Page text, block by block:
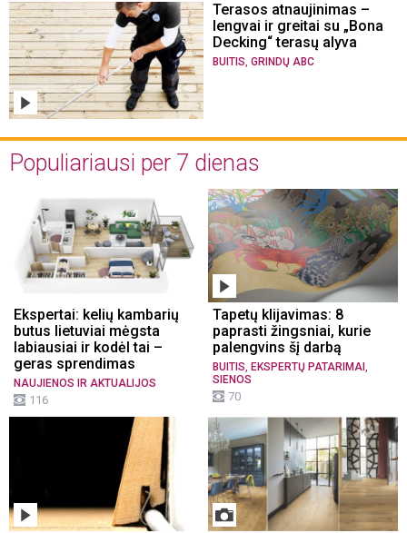
Terasos atnaujinimas –
lengvai ir greitai su „Bona
Decking“ terasų alyva
BUITIS, GRINDŲ ABC
Populiariausi per 7 dienas
Ekspertai: kelių kambarių
butus lietuviai mėgsta
labiausiai ir kodėl tai –
geras sprendimas
NAUJIENOS IR AKTUALIJOS
116
Tapetų klijavimas: 8
paprasti žingsniai, kurie
palengvins šį darbą
BUITIS, EKSPERTŲ PATARIMAI ,
SIENOS
70